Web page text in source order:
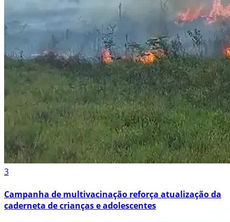
3
Campanha de multivacinação reforça atualização da
caderneta de crianças e adolescentes